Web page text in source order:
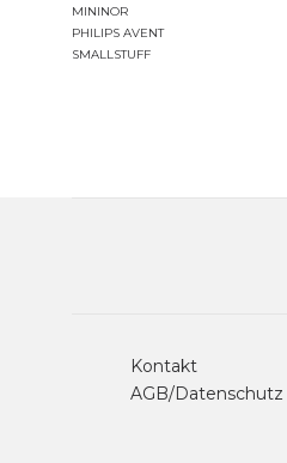
MININOR
PHILIPS AVENT
SMALLSTUFF
Kontakt
AGB/Datenschutz